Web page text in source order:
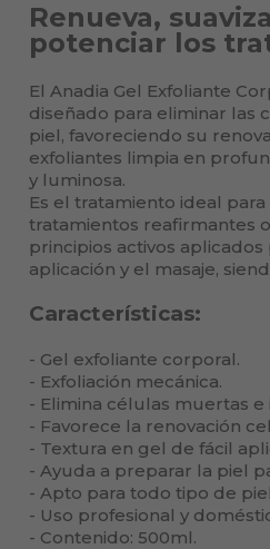
Renueva,
potenciar los
El Anadia Gel Exfoliante
diseñado para eliminar las
piel, favoreciendo su
exfoliantes limpia en
y luminosa.
Es el tratamiento ideal
tratamientos reafirmantes
principios activos
aplicación y el masaje,
Características:
- Gel exfoliante corporal.
- Exfoliación mecánica.
- Elimina células muertas e
- Favorece la renovación
- Textura en gel de fácil
- Ayuda a preparar la piel
- Apto para todo tipo de
- Uso profesional y
- Contenido: 500ml.